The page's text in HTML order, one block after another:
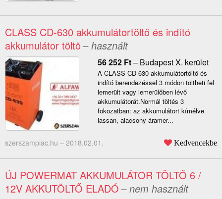
CLASS CD-630 akkumulátortöltő és indító
akkumulátor töltö– használt
56 252 Ft– Budapest X. kerület
A CLASS CD-630 akkumulátortöltő és
indító berendezéssel 3 módon töltheti fel
lemerült vagy lemerülőben lévő
akkumulátorát.Normál töltés 3
fokozatban: az akkumulátort kímélve
lassan, alacsony áramer...
szerszampiac.hu – 2018.02.01. Kedvencekbe
ÚJ POWERMAT AKKUMULÁTOR TÖLTŐ 6 /
12V AKKUTÖLTŐ ELADÓ– nem használt